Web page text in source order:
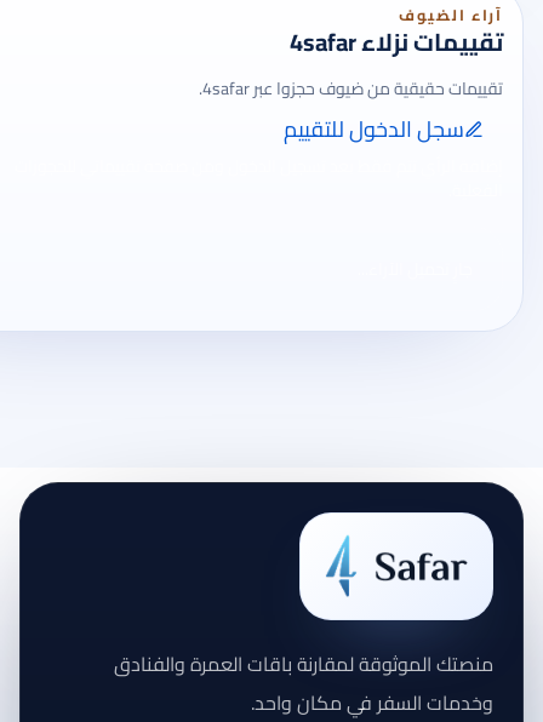
آراء الضيوف
تقييمات نزلاء 4safar
تقييمات حقيقية من ضيوف حجزوا عبر 4safar.
سجل الدخول للتقييم
منصتك الموثوقة لمقارنة باقات العمرة والفنادق
وخدمات السفر في مكان واحد.